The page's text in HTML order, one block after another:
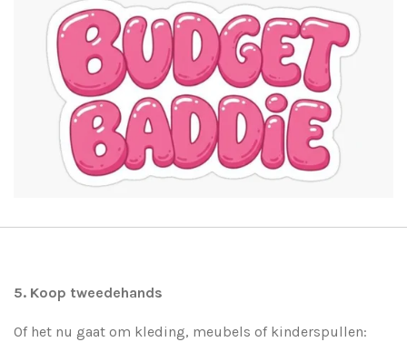
5. Koop tweedehands
Of het nu gaat om kleding, meubels of kinderspullen: